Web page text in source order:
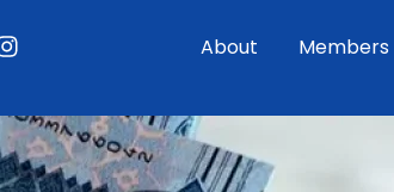
About Members